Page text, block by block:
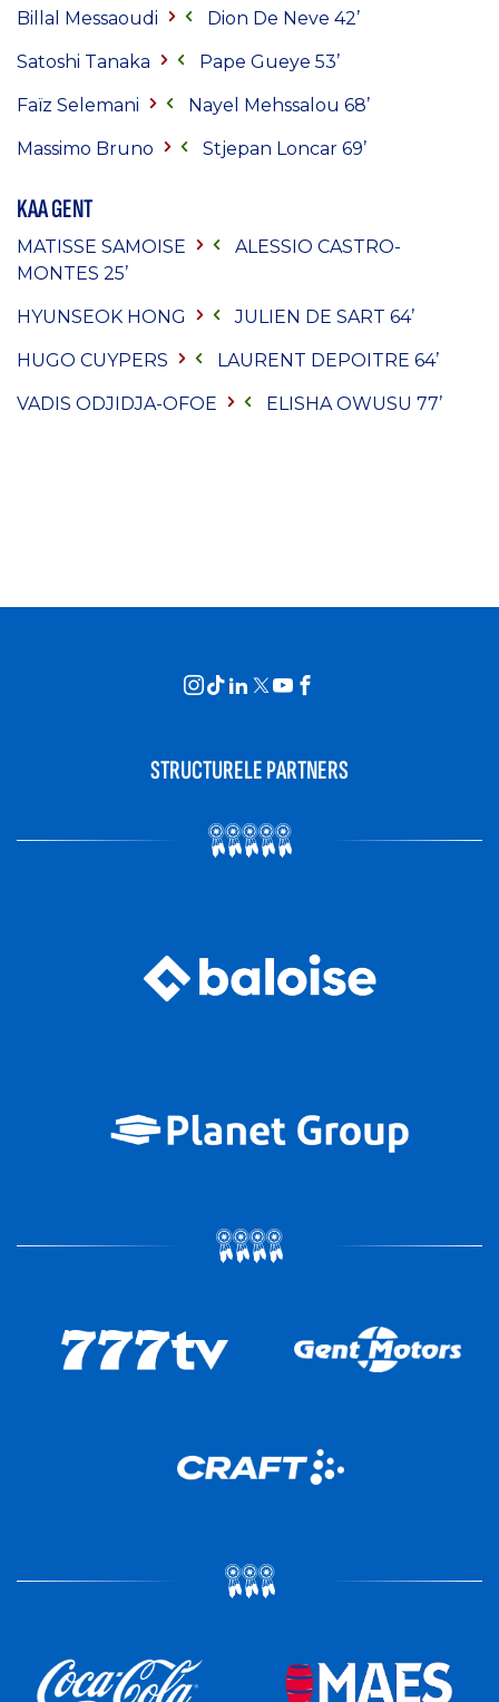
Billal Messaoudi Dion De Neve 42’
Satoshi Tanaka Pape Gueye 53’
Faïz Selemani Nayel Mehssalou 68’
Massimo Bruno Stjepan Loncar 69’
KAA GENT
MATISSE SAMOISE
ALESSIO CASTRO-
MONTES 25’
HYUNSEOK HONG JULIEN DE SART 64’
HUGO CUYPERS LAURENT DEPOITRE 64’
VADIS ODJIDJA-OFOE ELISHA OWUSU 77’
STRUCTURELE PARTNERS